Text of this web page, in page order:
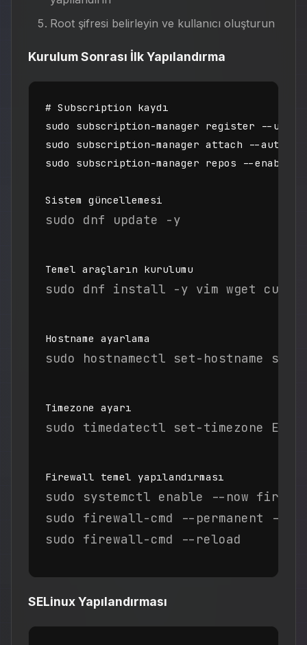
Root şifresi belirleyin ve kullanıcı oluşturun
Kurulum Sonrası İlk Yapılandırma
# Subscription kaydı
sudo subscription-manager register --
sudo subscription-manager attach --auto
sudo subscription-manager repos --
Sistem güncellemesi
sudo dnf update -y
Temel araçların kurulumu
sudo dnf install -y vim wget curl
Hostname ayarlama
sudo hostnamectl set-hostname
Timezone ayarı
sudo timedatectl set-timezone
Firewall temel yapılandırması
sudo systemctl enable --now
sudo firewall-cmd --permanent --
sudo firewall-cmd --reload
SELinux Yapılandırması